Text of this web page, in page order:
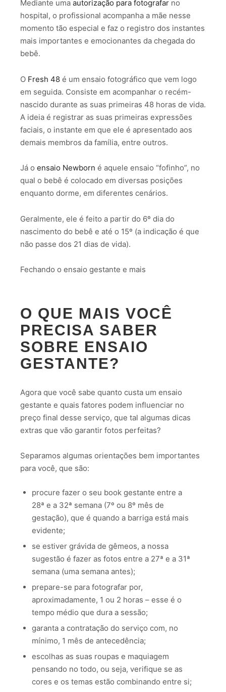
Mediante uma autorização para fotografar no
hospital, o profissional acompanha a mãe nesse
momento tão especial e faz o registro dos instantes
mais importantes e emocionantes da chegada do
bebê.
O Fresh 48 é um ensaio fotográfico que vem logo
em seguida. Consiste em acompanhar o recém-
nascido durante as suas primeiras 48 horas de vida.
A ideia é registrar as suas primeiras expressões
faciais, o instante em que ele é apresentado aos
demais membros da família, entre outros.
Já o ensaio Newborn é aquele ensaio “fofinho”, no
qual o bebê é colocado em diversas posições
enquanto dorme, em diferentes cenários.
Geralmente, ele é feito a partir do 6º dia do
nascimento do bebê e até o 15º (a indicação é que
não passe dos 21 dias de vida).
Fechando o ensaio gestante e mais
O QUE MAIS VOCÊ
PRECISA SABER
SOBRE ENSAIO
GESTANTE?
Agora que você sabe quanto custa um ensaio
gestante e quais fatores podem influenciar no
preço final desse serviço, que tal algumas dicas
extras que vão garantir fotos perfeitas?
Separamos algumas orientações bem importantes
para você, que são:
procure fazer o seu book gestante entre a
28ª e a 32ª semana (7º ou 8º mês de
gestação), que é quando a barriga está mais
evidente;
se estiver grávida de gêmeos, a nossa
sugestão é fazer as fotos entre a 27ª e a 31ª
semana (uma semana antes);
prepare-se para fotografar por,
aproximadamente, 1 ou 2 horas – esse é o
tempo médio que dura a sessão;
garanta a contratação do serviço com, no
mínimo, 1 mês de antecedência;
escolhas as suas roupas e maquiagem
pensando no todo, ou seja, verifique se as
cores e os temas estão combinando entre si;